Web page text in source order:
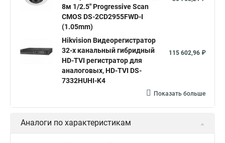
Видеонаблюдение Ip видеокамеры
Hikvision 2cd2142fwd
Hikvision ds 2cd1148 hikvision ds 2cd1148 i b
hikvision ds 2cd2042wd i Видеокамера hikvision
Видеокамеры hikvision ds
Камера Hikvision ds 2ce16d8t
Видеокамера hikvision hiwatch
Камера Hikvision ds 2cd2442fwd
8м 1/2.5" Progressive Scan
CMOS DS-2CD2955FWD-I
(1.05mm)
Hikvision Видеорегистратор
32-х канальный гибридный
HD-TVI регистратор для
аналоговых, HD-TVI DS-
7332HUHI-K4
115 602,96 ₽
Показать больше
Аналоги по характеристикам